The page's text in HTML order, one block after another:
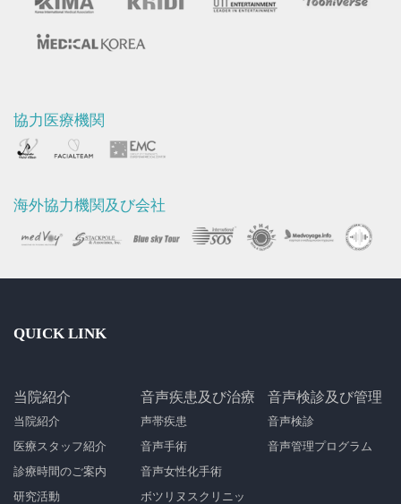
協力医療機関
海外協力機関及び会社
QUICK LINK
当院紹介
当院紹介
医療スタッフ紹介
診療時間のご案内
研究活動
音声疾患及び治療
声帯疾患
音声手術
音声女性化手術
ボツリヌスクリニッ
音声検診及び管理
音声検診
音声管理プログラム